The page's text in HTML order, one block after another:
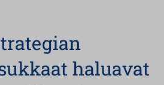
haluavat